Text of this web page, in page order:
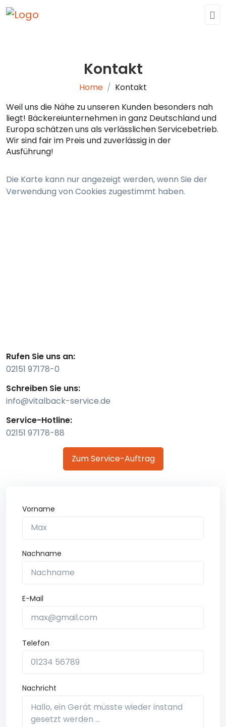
Kontakt
Home
Kontakt
Weil uns die Nähe zu unseren Kunden besonders nah
liegt! Bäckereiunternehmen in ganz Deutschland und
Europa schätzen uns als verlässlichen Servicebetrieb.
Wir sind fair im Preis und zuverlässig in der
Ausführung!
Die Karte kann nur angezeigt werden, wenn Sie der
Verwendung von Cookies zugestimmt haben.
Rufen Sie uns an:
02151 97178-0
Schreiben Sie uns:
info@vitalback-service.de
Service-Hotline:
02151 97178-88
Zum Service-Auftrag
Vorname
Nachname
E-Mail
Telefon
Nachricht